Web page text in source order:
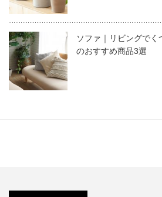
ソファ｜リビングで
のおすすめ商品3選